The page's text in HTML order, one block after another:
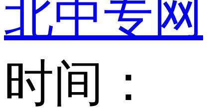
北中专网
时间：